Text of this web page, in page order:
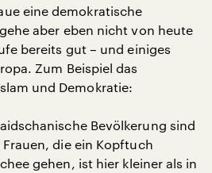
eine demokratische
aber eben nicht von heute
bereits gut – und einiges
Zum Beispiel das
und Demokratie:
Bevölkerung sind
die ein Kopftuch
gehen, ist hier kleiner als in